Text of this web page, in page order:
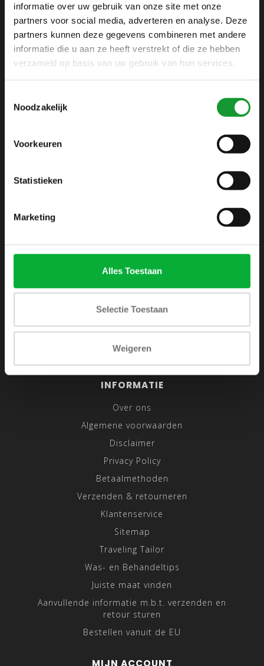
informatie over uw gebruik van onze site met onze
partners voor social media, adverteren en analyse. Deze
partners kunnen deze gegevens combineren met andere
informatie die u aan ze heeft verstrekt of die ze hebben
verzameld op basis van uw gebruik van hun services.
Noodzakelijk
Voorkeuren
Statistieken
Marketing
Alles Toestaan
Selectie Toestaan
Weigeren
ABONNEER JE OP ONZE NIEUWSBRIEF
en blijf op de hoogte van onze acties en laatste
collecties
+31 6 42 52 32 80
INFORMATIE
Over ons
Algemene voorwaarden
Disclaimer
Privacy Policy
Betaalmethoden
Verzenden & retourneren
Klantenservice
Sitemap
Traveling Tailor
Was- en Behandeltips
Juiste maat vinden
Aanvullende informatie m.b.t. verzenden en
retour sturen
Bestellen vanuit de EU
MIJN ACCOUNT